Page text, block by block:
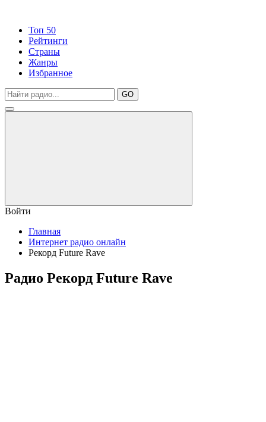
Топ 50
Рейтинги
Страны
Жанры
Избранное
GO
Войти
Главная
Интернет радио онлайн
Рекорд Future Rave
Радио Рекорд Future Rave